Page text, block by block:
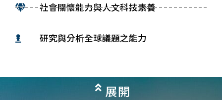
社會關懷能力與人文科技素養
研究與分析全球議題之能力
展開